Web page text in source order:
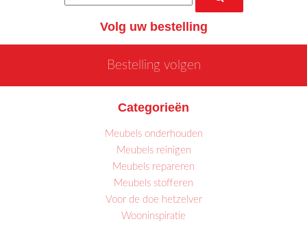
naar:
Volg uw bestelling
Bestelling volgen
Categorieën
Meubels onderhouden
Meubels reinigen
Meubels repareren
Meubels stofferen
Voor de doe hetzelver
Wooninspiratie